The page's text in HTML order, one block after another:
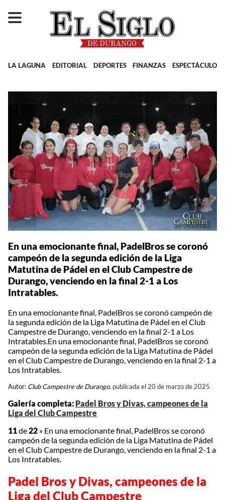
LA LAGUNA EDITORIAL DEPORTES FINANZAS ESPECTÁCULOS
En una emocionante final, PadelBros se coronó
campeón de la segunda edición de la Liga
Matutina de Pádel en el Club Campestre de
Durango, venciendo en la final 2-1 a Los
Intratables.
En una emocionante final, PadelBros se coronó campeón de
la segunda edición de la Liga Matutina de Pádel en el Club
Campestre de Durango, venciendo en la final 2-1 a Los
Intratables.En una emocionante final, PadelBros se coronó
campeón de la segunda edición de la Liga Matutina de Pádel
en el Club Campestre de Durango, venciendo en la final 2-1 a
Los Intratables.
Autor: Club Campestre de Durango, publicada el 20 de marzo de 2025
Galería completa: Padel Bros y Divas, campeones de la
Liga del Club Campestre
11de22 » En una emocionante final, PadelBros se coronó
campeón de la segunda edición de la Liga Matutina de Pádel
en el Club Campestre de Durango, venciendo en la final 2-1 a
Los Intratables.
Padel Bros y Divas, campeones de la
Liga del Club Campestre